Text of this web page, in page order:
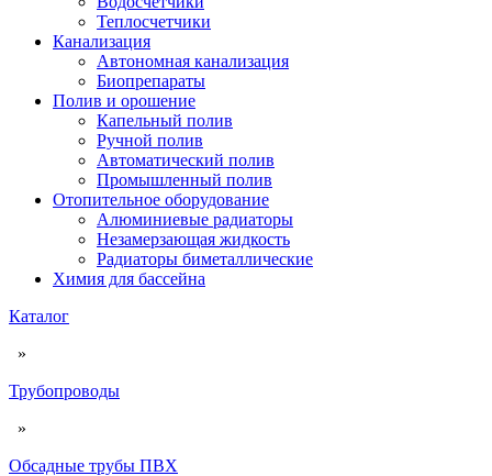
Теплосчетчики
Канализация
Автономная канализация
Биопрепараты
Полив и орошение
Капельный полив
Ручной полив
Автоматический полив
Промышленный полив
Отопительное оборудование
Алюминиевые радиаторы
Незамерзающая жидкость
Радиаторы биметаллические
Химия для бассейна
Каталог
»
Трубопроводы
»
Обсадные трубы ПВХ